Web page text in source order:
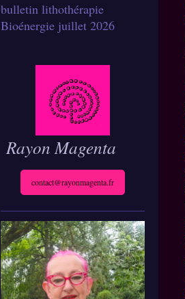
bulletin lithothérapie
Bioénergie juillet 2026
Rayon Magenta
contact@rayonmagenta.fr